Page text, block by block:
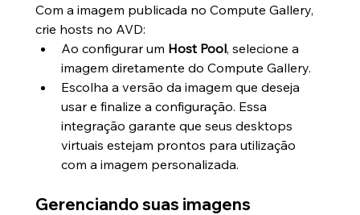
Com a imagem publicada no Compute Gallery,
crie hosts no AVD:
Ao configurar um Host Pool, selecione a
imagem diretamente do Compute Gallery.
Escolha a versão da imagem que deseja
usar e finalize a configuração. Essa
integração garante que seus desktops
virtuais estejam prontos para utilização
com a imagem personalizada.
Gerenciando suas imagens